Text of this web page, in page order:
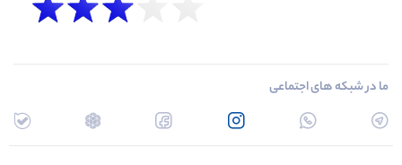
ما در شبکه های اجتماعی